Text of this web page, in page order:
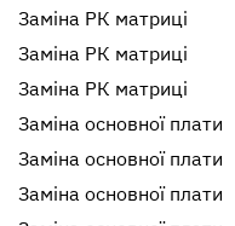
Заміна РК матриці
Заміна РК матриці
Заміна РК матриці
Заміна основної плати
Заміна основної плати
Заміна основної плати